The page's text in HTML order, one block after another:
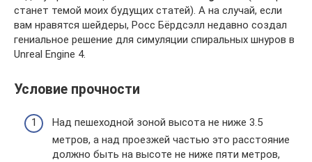
станет темой моих будущих статей). А на случай, если
вам нравятся шейдеры, Росс Бёрдсэлл недавно создал
гениальное решение для симуляции спиральных шнуров в
Unreal Engine 4.
Условие прочности
Над пешеходной зоной высота не ниже 3.5
метров, а над проезжей частью это расстояние
должно быть на высоте не ниже пяти метров,